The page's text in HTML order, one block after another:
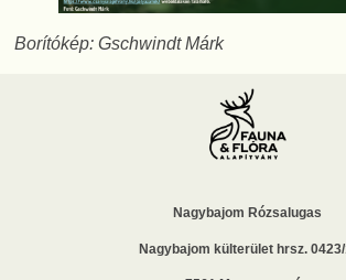
Borítókép: Gschwindt Márk
Nagybajom Rózsalugas
Nagybajom külterület hrsz. 0423/